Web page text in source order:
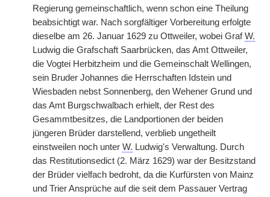
Regierung gemeinschaftlich, wenn schon eine Theilung
beabsichtigt war. Nach sorgfältiger Vorbereitung erfolgte
dieselbe am 26. Januar 1629 zu Ottweiler, wobei GrafW.
Ludwig die Grafschaft Saarbrücken, das Amt Ottweiler,
die Vogtei Herbitzheim und die Gemeinschalt Wellingen,
sein Bruder Johannes die Herrschaften Idstein und
Wiesbaden nebst Sonnenberg, den Wehener Grund und
das Amt Burgschwalbach erhielt, der Rest des
Gesammtbesitzes, die Landportionen der beiden
jüngeren Brüder darstellend, verblieb ungetheilt
einstweilen noch unter W. Ludwig's Verwaltung. Durch
das Restitutionsedict (2. März 1629) war der Besitzstand
der Brüder vielfach bedroht, da die Kurfürsten von Mainz
und Trier Ansprüche auf die seit dem Passauer Vertrag